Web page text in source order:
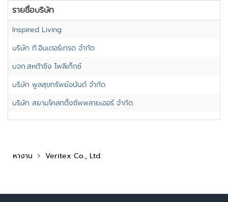
รายชื่อบริษัท
Inspired Living
บริษัท ที.อินเตอร์เทรด จำกัด
บจก.สหต้าชิ่ง โพลีเท็กซ์
บริษัท พูลสุขทรัพย์อนันต์ จำกัด
บริษัท สยามโคลทติ้งซัพพลายเออร์ จำกัด
หางาน Veritex Co., Ltd.